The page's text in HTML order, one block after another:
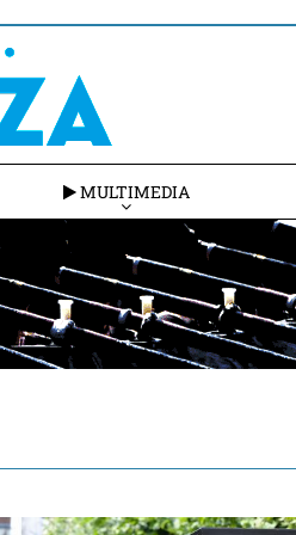
MULTIMEDIA